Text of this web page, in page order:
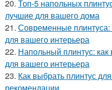
20. Топ-5 напольных
лучшие для вашего дома
21. Современные
для вашего интерьера
22. Напольный плинтус:
для вашего интерьера
23. Как выбрать плинтус